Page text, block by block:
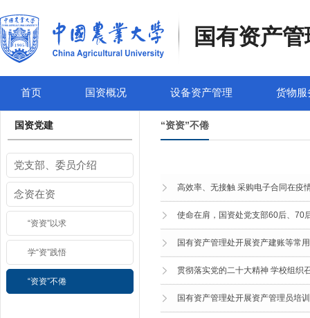
国有资产
首页 国资概况 设备资产管理 货物服
国资党建
党支部、委员介绍
念资在资
“资资”以求
学“资”践悟
“资资”不倦
“资资”不倦
高效率、无接触 采购电子合同在疫
使命在肩，国资处党支部60后、70
国有资产管理处开展资产建账等常
贯彻落实党的二十大精神 学校组织
国有资产管理处开展资产管理员培训